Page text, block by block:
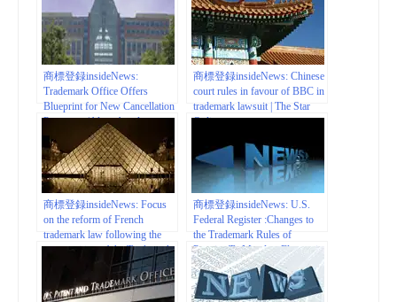
商標登録insideNews:
Trademark Office Offers
Blueprint for New Cancellation
Processes | bloomberglaw.com
商標登録insideNews: Chinese
court rules in favour of BBC in
trademark lawsuit | The Star
Online
商標登録insideNews: Focus
on the reform of French
trademark law following the
transposition of the Trademark
Package | mondaq.com
商標登録insideNews: U.S.
Federal Register :Changes to
the Trademark Rules of
Practice To Mandate Electronic
Filing